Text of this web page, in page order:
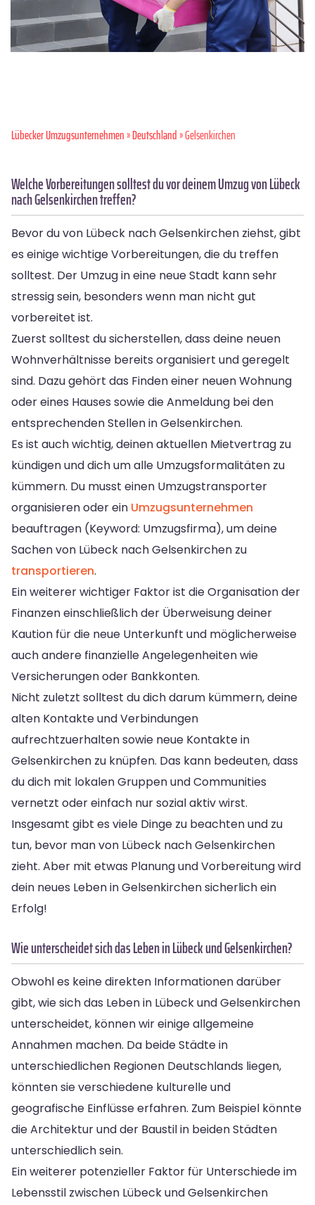
Lübecker Umzugsunternehmen»Deutschland» Gelsenkirchen
Welche Vorbereitungen solltest du vor deinem Umzug von Lübeck
nach Gelsenkirchen treffen?
Bevor du von Lübeck nach Gelsenkirchen ziehst, gibt
es einige wichtige Vorbereitungen, die du treffen
solltest. Der Umzug in eine neue Stadt kann sehr
stressig sein, besonders wenn man nicht gut
vorbereitet ist.
Zuerst solltest du sicherstellen, dass deine neuen
Wohnverhältnisse bereits organisiert und geregelt
sind. Dazu gehört das Finden einer neuen Wohnung
oder eines Hauses sowie die Anmeldung bei den
entsprechenden Stellen in Gelsenkirchen.
Es ist auch wichtig, deinen aktuellen Mietvertrag zu
kündigen und dich um alle Umzugsformalitäten zu
kümmern. Du musst einen Umzugstransporter
organisieren oder ein Umzugsunternehmen
beauftragen (Keyword: Umzugsfirma), um deine
Sachen von Lübeck nach Gelsenkirchen zu
transportieren.
Ein weiterer wichtiger Faktor ist die Organisation der
Finanzen einschließlich der Überweisung deiner
Kaution für die neue Unterkunft und möglicherweise
auch andere finanzielle Angelegenheiten wie
Versicherungen oder Bankkonten.
Nicht zuletzt solltest du dich darum kümmern, deine
alten Kontakte und Verbindungen
aufrechtzuerhalten sowie neue Kontakte in
Gelsenkirchen zu knüpfen. Das kann bedeuten, dass
du dich mit lokalen Gruppen und Communities
vernetzt oder einfach nur sozial aktiv wirst.
Insgesamt gibt es viele Dinge zu beachten und zu
tun, bevor man von Lübeck nach Gelsenkirchen
zieht. Aber mit etwas Planung und Vorbereitung wird
dein neues Leben in Gelsenkirchen sicherlich ein
Erfolg!
Wie unterscheidet sich das Leben in Lübeck und Gelsenkirchen?
Obwohl es keine direkten Informationen darüber
gibt, wie sich das Leben in Lübeck und Gelsenkirchen
unterscheidet, können wir einige allgemeine
Annahmen machen. Da beide Städte in
unterschiedlichen Regionen Deutschlands liegen,
könnten sie verschiedene kulturelle und
geografische Einflüsse erfahren. Zum Beispiel könnte
die Architektur und der Baustil in beiden Städten
unterschiedlich sein.
Ein weiterer potenzieller Faktor für Unterschiede im
Lebensstil zwischen Lübeck und Gelsenkirchen